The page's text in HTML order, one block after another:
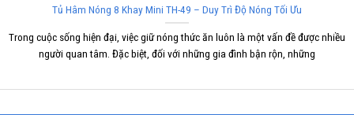
Tủ Hâm Nóng 8 Khay Mini TH-49 – Duy Trì Độ Nóng Tối Ưu
Trong cuộc sống hiện đại, việc giữ nóng thức ăn luôn là một vấn đề được nhiều
người quan tâm. Đặc biệt, đối với những gia đình bận rộn, những